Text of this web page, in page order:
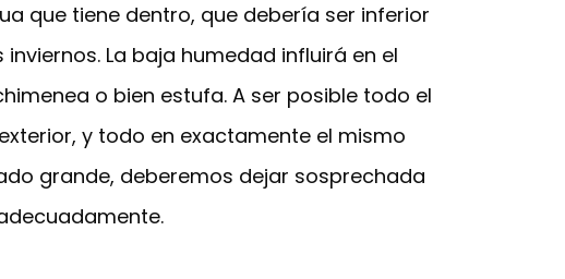
que tiene dentro, que debería ser inferior
La baja humedad influirá en el
o bien estufa. A ser posible todo el
y todo en exactamente el mismo
grande, deberemos dejar sosprechada